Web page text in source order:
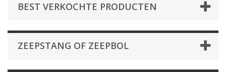
BEST VERKOCHTE PRODUCTEN
ZEEPSTANG OF ZEEPBOL